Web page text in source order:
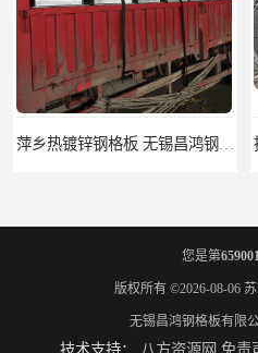
萍乡热镀锌钢格板 无锡昌鸿钢格板有限公司
您是第
版权所有 ©2026-08-06
无锡昌鸿钢格板有限
技术支持： 八方资源网 免责